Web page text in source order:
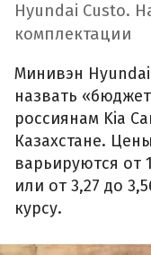
Hyundai Custo.
комплектации
Минивэн
назвать
россиянам Kia
Казахстане.
варьируются от
или от 3,27 до
курсу.